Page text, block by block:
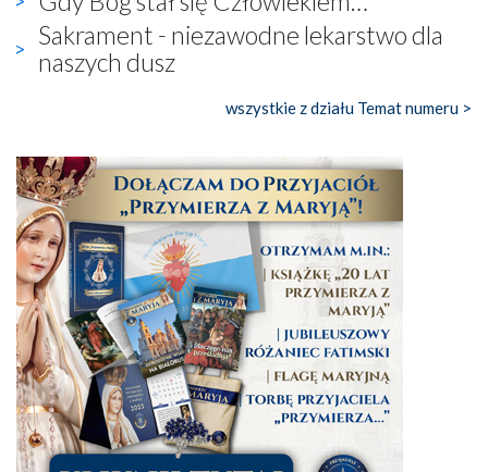
Sakrament - niezawodne lekarstwo dla
naszych dusz
wszystkie z działu Temat numeru >